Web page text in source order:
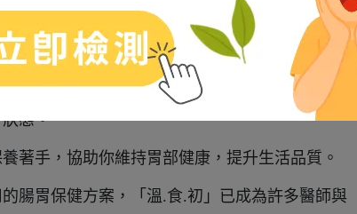
的專業醫師精心設計，專注於日常胃部保養的精
態。
著手，協助你維持胃部健康，提升生活品質。
腸胃保健方案，「溫.食.初」已成為許多醫師與